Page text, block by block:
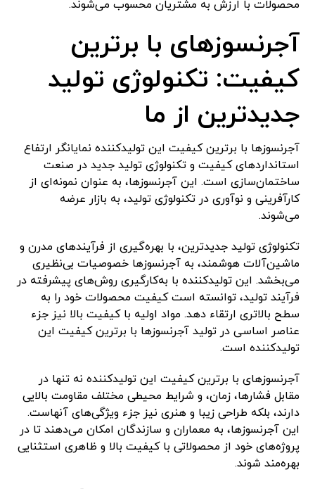
محصولات با ارزش به مشتریان محسوب می‌شوند.
آجرنسوزهای با برترین
کیفیت: تکنولوژی تولید
جدیدترین از ما
آجرنسوزها با برترین کیفیت این تولیدکننده نمایانگر ارتفاع
استانداردهای کیفیت و تکنولوژی تولید جدید در صنعت
ساختمان‌سازی است. این آجرنسوزها، به عنوان نمونه‌ای از
کارآفرینی و نوآوری در تکنولوژی تولید، به بازار عرضه
می‌شوند.
تکنولوژی تولید جدیدترین، با بهره‌گیری از فرآیندهای مدرن و
ماشین‌آلات هوشمند، به آجرنسوزها خصوصیات بی‌نظیری
می‌بخشد. این تولیدکننده با به‌کارگیری روش‌های پیشرفته در
فرآیند تولید، توانسته است کیفیت محصولات خود را به
سطح بالاتری ارتقاء دهد. مواد اولیه با کیفیت بالا نیز جزء
عناصر اساسی در تولید آجرنسوزها با برترین کیفیت این
تولیدکننده است.
آجرنسوزهای با برترین کیفیت این تولیدکننده نه تنها در
مقابل فشارها، زمان، و شرایط محیطی مختلف مقاومت بالایی
دارند، بلکه طراحی زیبا و هنری نیز جزء ویژگی‌های آنهاست.
این آجرنسوزها، به معماران و سازندگان امکان می‌دهند تا در
پروژه‌های خود از محصولاتی با کیفیت بالا و ظاهری استثنایی
بهره‌مند شوند.